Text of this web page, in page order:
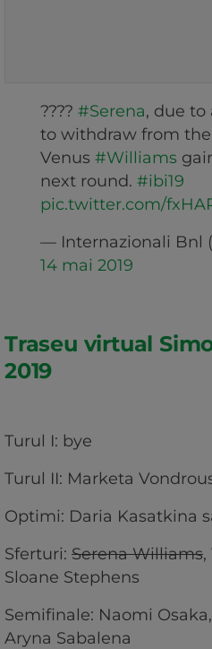
???? #Serena, due to
to withdraw from
Venus #Williams
next round. #ibi19
pic.twitter.com/
— Internazionali Bnl
14 mai 2019
Traseu virtual
2019
Turul I: bye
Turul II: Marketa
Optimi: Daria Kasatkina
Sferturi: Serena Williams
Sloane Stephens
Semifinale: Naomi
Aryna Sabalena